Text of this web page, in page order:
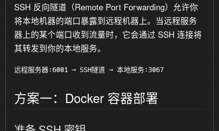
SSH 反向隧道（Remote Port Forwarding）允许你
将本地机器的端口暴露到远程机器上。当远程服务
器上的某个端口收到流量时，它会通过 SSH 连接将
其转发到你的本地服务。
方案一：Docker 容器部署